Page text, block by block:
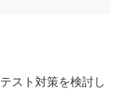
スト対策を検討し